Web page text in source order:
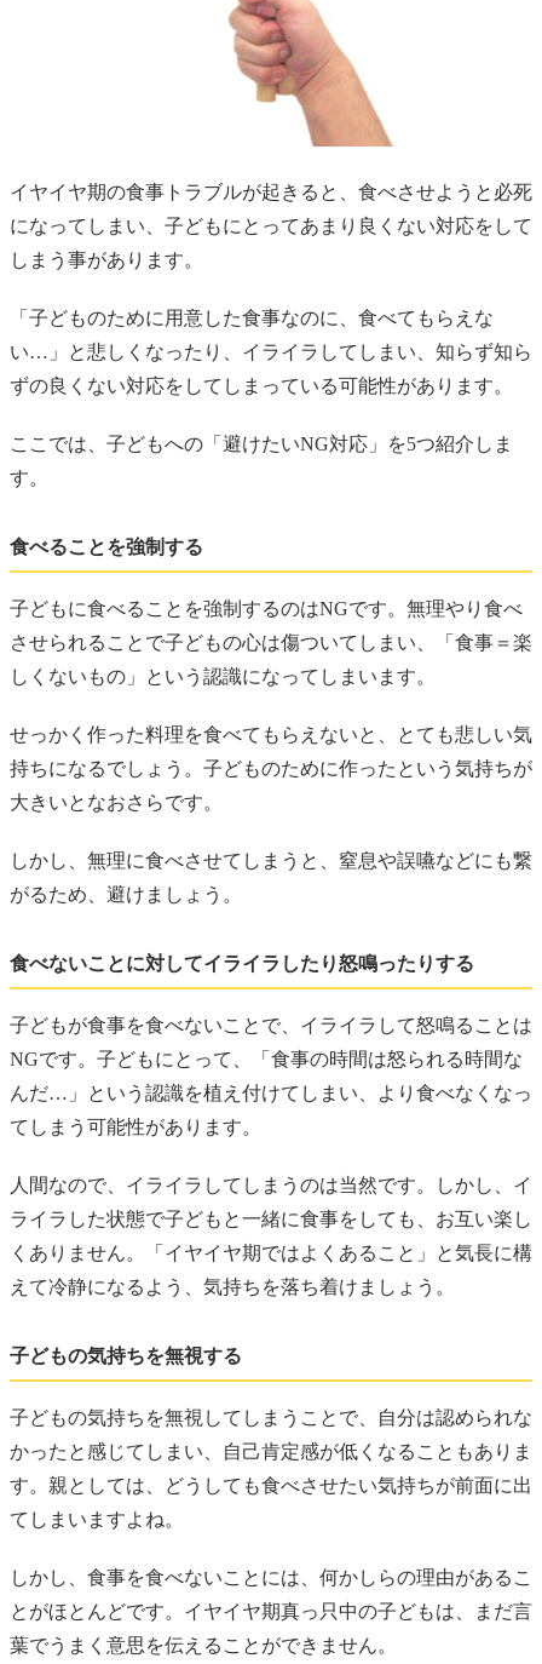
イヤイヤ期の食事トラブルが起きると、食べさせようと必死
になってしまい、子どもにとってあまり良くない対応をして
しまう事があります。
「子どものために用意した食事なのに、食べてもらえな
い…」と悲しくなったり、イライラしてしまい、知らず知ら
ずの良くない対応をしてしまっている可能性があります。
ここでは、子どもへの「避けたいNG対応」を5つ紹介しま
す。
食べることを強制する
子どもに食べることを強制するのはNGです。無理やり食べ
させられることで子どもの心は傷ついてしまい、「食事＝楽
しくないもの」という認識になってしまいます。
せっかく作った料理を食べてもらえないと、とても悲しい気
持ちになるでしょう。子どものために作ったという気持ちが
大きいとなおさらです。
しかし、無理に食べさせてしまうと、窒息や誤嚥などにも繋
がるため、避けましょう。
食べないことに対してイライラしたり怒鳴ったりする
子どもが食事を食べないことで、イライラして怒鳴ることは
NGです。子どもにとって、「食事の時間は怒られる時間な
んだ…」という認識を植え付けてしまい、より食べなくなっ
てしまう可能性があります。
人間なので、イライラしてしまうのは当然です。しかし、イ
ライラした状態で子どもと一緒に食事をしても、お互い楽し
くありません。「イヤイヤ期ではよくあること」と気長に構
えて冷静になるよう、気持ちを落ち着けましょう。
子どもの気持ちを無視する
子どもの気持ちを無視してしまうことで、自分は認められな
かったと感じてしまい、自己肯定感が低くなることもありま
す。親としては、どうしても食べさせたい気持ちが前面に出
てしまいますよね。
しかし、食事を食べないことには、何かしらの理由があるこ
とがほとんどです。イヤイヤ期真っ只中の子どもは、まだ言
葉でうまく意思を伝えることができません。